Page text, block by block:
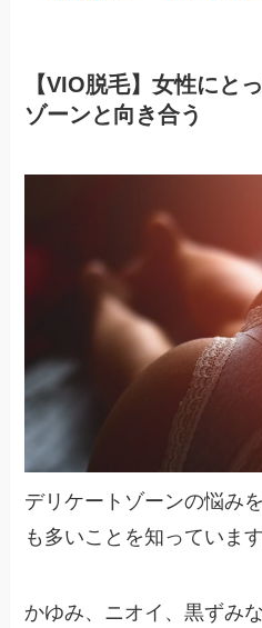
【VIO脱毛】女性にと
ゾーンと向き合う
デリケートゾーンの悩み
も多いことを知っていま
かゆみ、ニオイ、黒ずみ